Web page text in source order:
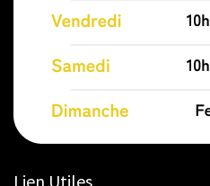
Lien Utiles